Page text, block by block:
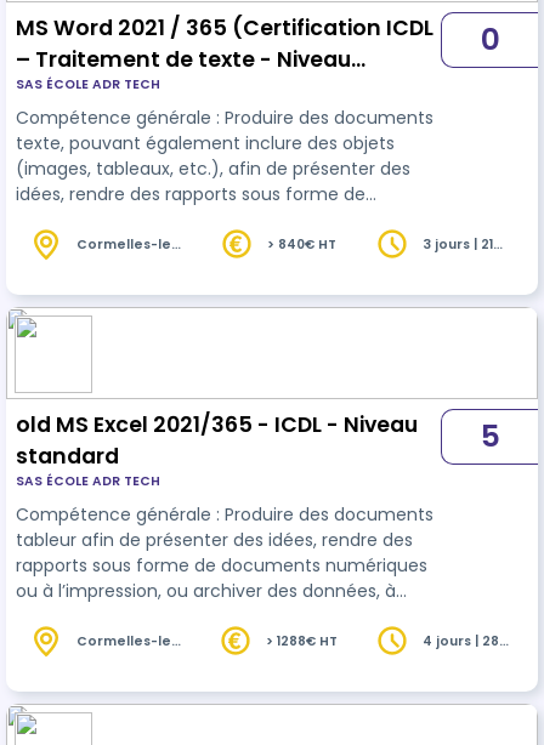
MS Word 2021 / 365 (Certification ICDL
– Traitement de texte - Niveau
Standard)
SAS ÉCOLE ADR TECH
Compétence générale : Produire des documents
texte, pouvant également inclure des objets
(images, tableaux, etc.), afin de présenter des
idées, rendre des rapports sous forme de
archiver des données, à l’aide d’un logiciel de
initial.
0
Cormelles-le-
> 840€ HT
3 jours | 21
old MS Excel 2021/365 - ICDL - Niveau
standard
SAS ÉCOLE ADR TECH
Compétence générale : Produire des documents
tableur afin de présenter des idées, rendre des
rapports sous forme de documents numériques
ou à l’impression, ou archiver des données, à
selon niveau initial.
5
Cormelles-le-
> 1288€ HT
4 jours | 28